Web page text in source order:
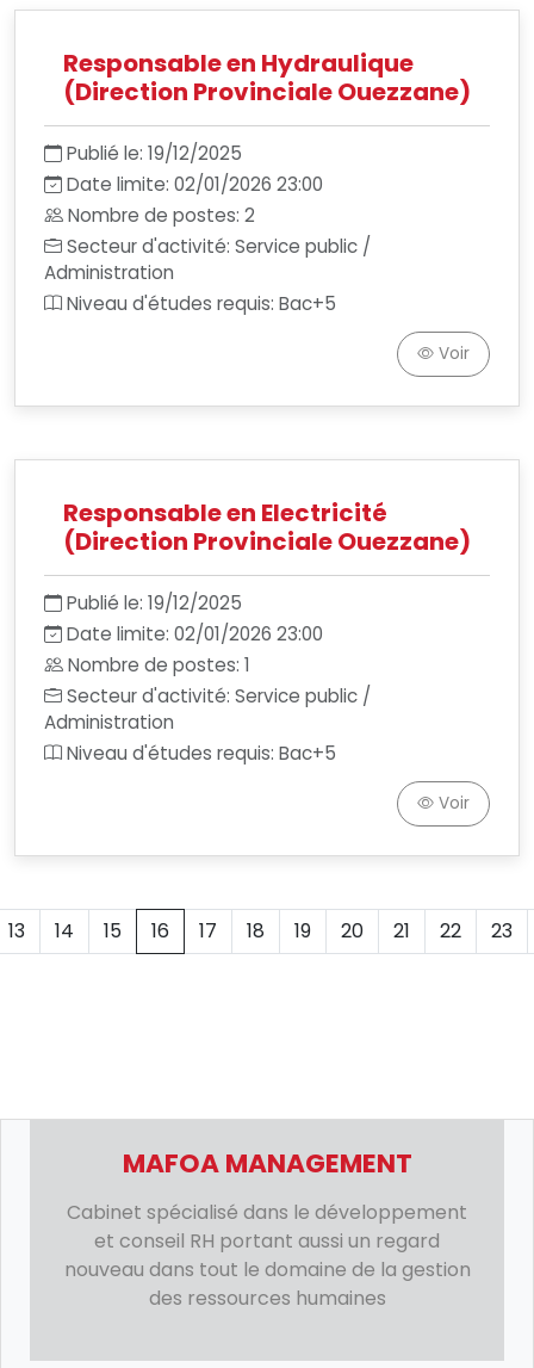
Responsable en Hydraulique
(Direction Provinciale Ouezzane)
Publié le: 19/12/2025
Date limite: 02/01/2026 23:00
Nombre de postes: 2
Secteur d'activité: Service public /
Administration
Niveau d'études requis: Bac+5
Voir
Responsable en Electricité
(Direction Provinciale Ouezzane)
Publié le: 19/12/2025
Date limite: 02/01/2026 23:00
Nombre de postes: 1
Secteur d'activité: Service public /
Administration
Niveau d'études requis: Bac+5
Voir
13 14 15 16 17 18 19 20 21 22 23
MAFOA MANAGEMENT
Cabinet spécialisé dans le développement
et conseil RH portant aussi un regard
nouveau dans tout le domaine de la gestion
des ressources humaines